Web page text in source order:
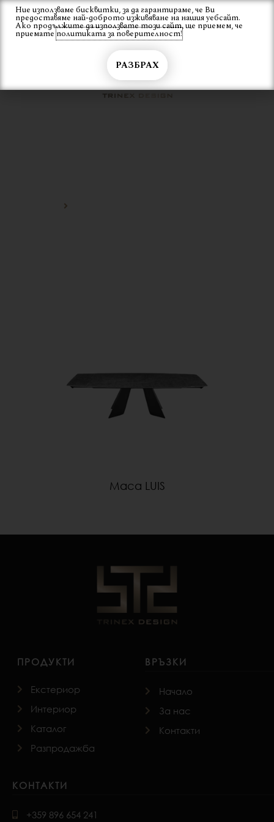
Skip
content
Вход
Маса LUIS
ПРОДУКТИ
Екстериор
Интериор
Каталог
Разпродажба
ВРЪЗКИ
Начало
За нас
Контакти
КОНТАКТИ
+359 896 654 241
Ние използваме бисквитки, за да гарантираме, че Ви
предоставяме най-доброто изживяване на нашия уебсайт.
Ако продължите да използвате този сайт, ще приемем, че
приематеполитиката за поверителност!
РАЗБРАХ